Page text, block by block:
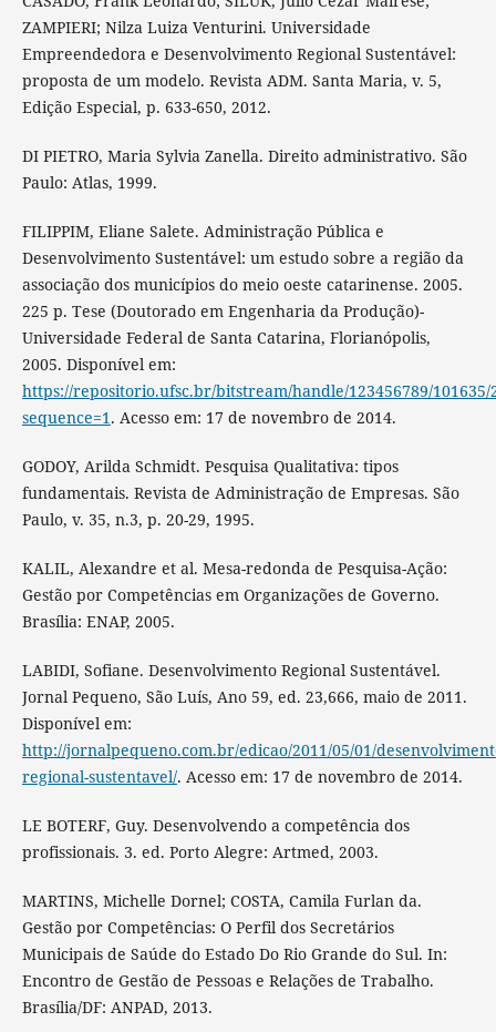
ZAMPIERI; Nilza Luiza Venturini. Universidade
Empreendedora e Desenvolvimento Regional Sustentável:
proposta de um modelo. Revista ADM. Santa Maria, v. 5,
Edição Especial, p. 633-650, 2012.
DI PIETRO, Maria Sylvia Zanella. Direito administrativo. São
Paulo: Atlas, 1999.
FILIPPIM, Eliane Salete. Administração Pública e
Desenvolvimento Sustentável: um estudo sobre a região da
associação dos municípios do meio oeste catarinense. 2005.
225 p. Tese (Doutorado em Engenharia da Produção)-
Universidade Federal de Santa Catarina, Florianópolis,
2005. Disponível em:
https://repositorio.ufsc.br/bitstream/handle/123456789/101635/
sequence=1. Acesso em: 17 de novembro de 2014.
GODOY, Arilda Schmidt. Pesquisa Qualitativa: tipos
fundamentais. Revista de Administração de Empresas. São
Paulo, v. 35, n.3, p. 20-29, 1995.
KALIL, Alexandre et al. Mesa-redonda de Pesquisa-Ação:
Gestão por Competências em Organizações de Governo.
Brasília: ENAP, 2005.
LABIDI, Sofiane. Desenvolvimento Regional Sustentável.
Jornal Pequeno, São Luís, Ano 59, ed. 23,666, maio de 2011.
Disponível em:
http://jornalpequeno.com.br/edicao/2011/05/01/
regional-sustentavel/. Acesso em: 17 de novembro de 2014.
LE BOTERF, Guy. Desenvolvendo a competência dos
profissionais. 3. ed. Porto Alegre: Artmed, 2003.
MARTINS, Michelle Dornel; COSTA, Camila Furlan da.
Gestão por Competências: O Perfil dos Secretários
Municipais de Saúde do Estado Do Rio Grande do Sul. In:
Encontro de Gestão de Pessoas e Relações de Trabalho.
Brasília/DF: ANPAD, 2013.